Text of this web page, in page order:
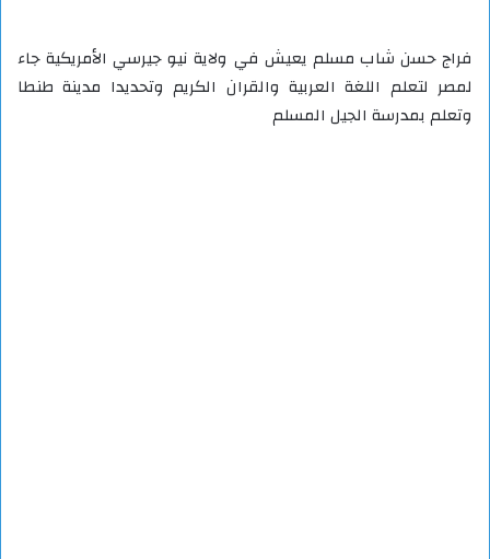
فراج حسن شاب مسلم يعيش في ولاية نيو جيرسي الأمريكية جاء
لمصر لتعلم اللغة العربية والقران الكريم وتحديدا مدينة طنطا
وتعلم بمدرسة الجيل المسلم